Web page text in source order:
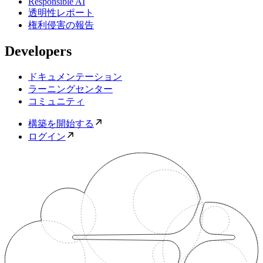
透明性レポート
権利侵害の報告
Developers
ドキュメンテーション
ラーニングセンター
コミュニティ
構築を開始する
ログイン